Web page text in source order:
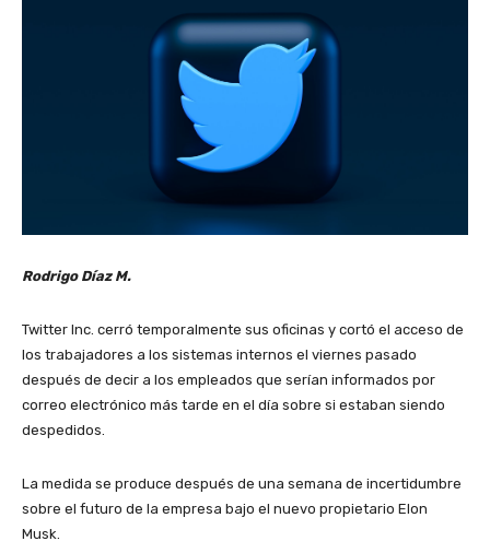
Rodrigo Díaz M.
Twitter Inc. cerró temporalmente sus oficinas y cortó el acceso de
los trabajadores a los sistemas internos el viernes pasado
después de decir a los empleados que serían informados por
correo electrónico más tarde en el día sobre si estaban siendo
despedidos.
La medida se produce después de una semana de incertidumbre
sobre el futuro de la empresa bajo el nuevo propietario Elon
Musk.